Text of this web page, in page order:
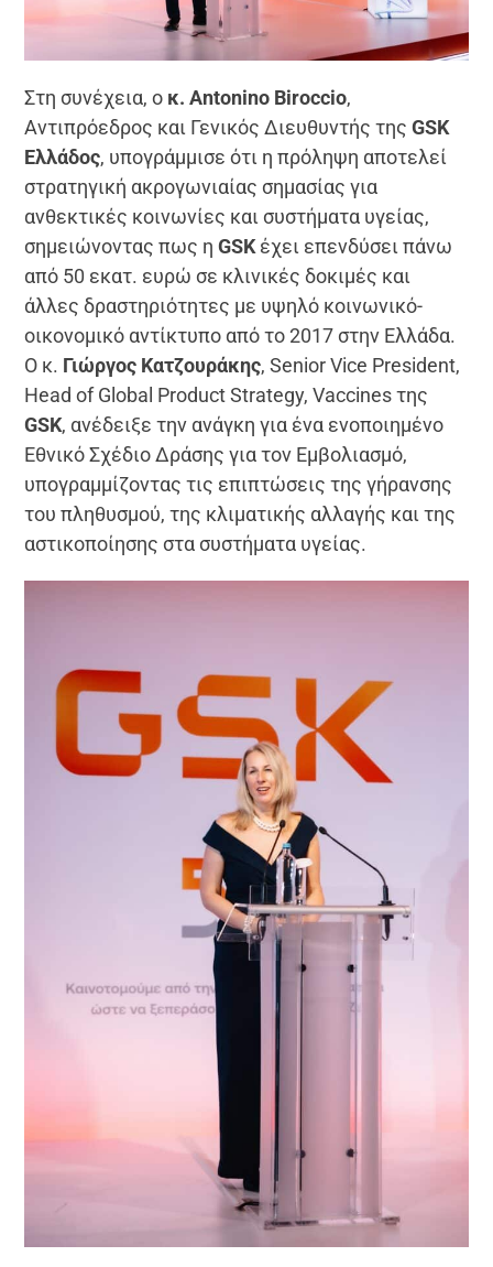
Στη συνέχεια, ο κ. Antonino Biroccio,
Αντιπρόεδρος και Γενικός Διευθυντής τηςGSK
Ελλάδος, υπογράμμισε ότι η πρόληψη αποτελεί
στρατηγική ακρογωνιαίας σημασίας για
ανθεκτικές κοινωνίες και συστήματα υγείας,
σημειώνοντας πως ηGSKέχει επενδύσει πάνω
από 50 εκατ. ευρώ σε κλινικές δοκιμές και
άλλες δραστηριότητες με υψηλό κοινωνικό-
οικονομικό αντίκτυπο από το 2017 στην Ελλάδα.
Ο κ. Γιώργος Κατζουράκης, Senior Vice President,
Head of Global Product Strategy, Vaccines της
GSK, ανέδειξε την ανάγκη για ένα ενοποιημένο
Εθνικό Σχέδιο Δράσης για τον Εμβολιασμό,
υπογραμμίζοντας τις επιπτώσεις της γήρανσης
του πληθυσμού, της κλιματικής αλλαγής και της
αστικοποίησης στα συστήματα υγείας.